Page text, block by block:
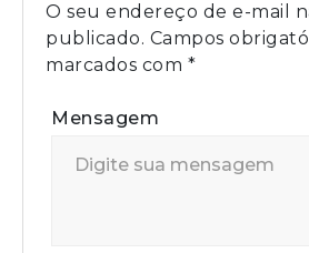
O seu endereço de e-mail
publicado. Campos
marcados com *
Mensagem